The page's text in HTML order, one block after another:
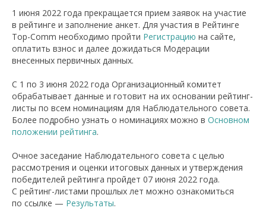
1 июня 2022 года прекращается прием заявок на участие
в рейтинге и заполнение анкет. Для участия в Рейтинге
Top-Comm необходимо пройти Регистрацию на сайте,
оплатить взнос и далее дожидаться Модерации
внесенных первичных данных.
С 1 по 3 июня 2022 года Организационный комитет
обрабатывает данные и готовит на их основании рейтинг-
листы по всем номинациям для Наблюдательного совета.
Более подробно узнать о номинациях можно в Основном
положении рейтинга.
Очное заседание Наблюдательного совета с целью
рассмотрения и оценки итоговых данных и утверждения
победителей рейтинга пройдет 07 июня 2022 года.
С рейтинг-листами прошлых лет можно ознакомиться
по ссылке — Результаты.